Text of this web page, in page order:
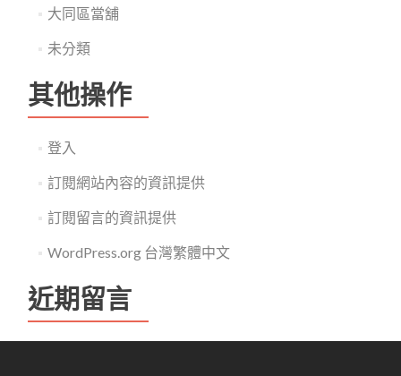
大同區當舖
未分類
其他操作
登入
訂閱網站內容的資訊提供
訂閱留言的資訊提供
WordPress.org 台灣繁體中文
近期留言